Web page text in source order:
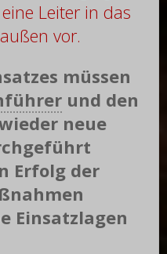
Leiter in das
vor.
müssen
und den
neue
Erfolg der
Einsatzlagen